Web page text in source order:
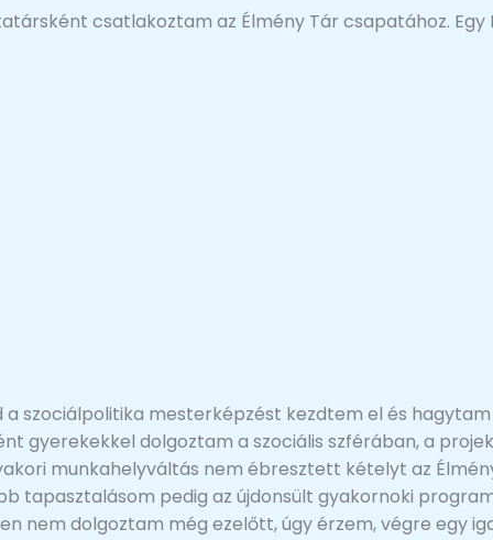
csatlakoztam az Élmény Tár csapatához.
szociálpolitika mesterképzést kezdtem el és
gyerekekkel dolgoztam a szociális szférában, a
munkahelyváltás nem ébresztett kételyt az
tapasztalásom pedig az újdonsült gyakornoki
nem dolgoztam még ezelőtt, úgy érzem, végre egy